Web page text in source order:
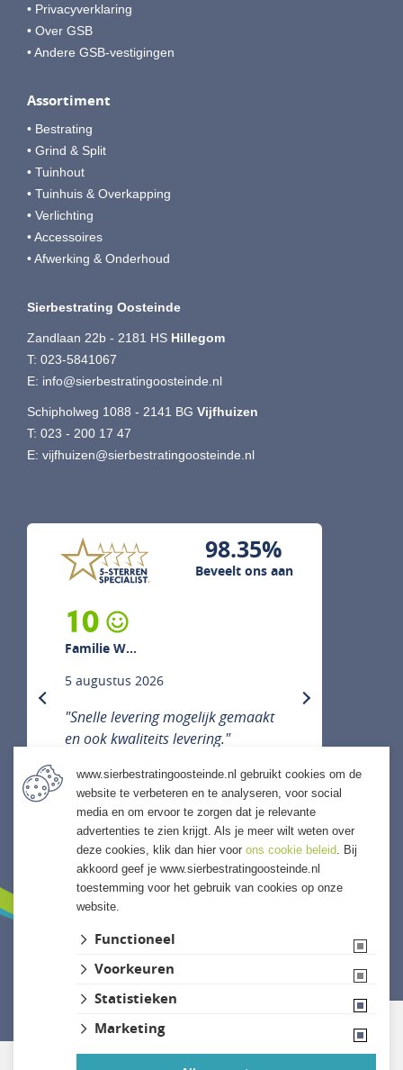
• Privacyverklaring
• Over GSB
• Andere GSB-vestigingen
Assortiment
• Bestrating
• Grind & Split
• Tuinhout
• Tuinhuis & Overkapping
• Verlichting
• Accessoires
• Afwerking & Onderhoud
Sierbestrating Oosteinde
Zandlaan 22b - 2181 HS Hillegom
T: 023-5841067
E: info@sierbestratingoosteinde.nl
Schipholweg 1088 - 2141 BG Vijfhuizen
T: 023 - 200 17 47
E: vijfhuizen@sierbestratingoosteinde.nl
98.35%
Beveelt ons aan
10
Familie W...
5 augustus 2026
"Snelle levering mogelijk gemaakt
en ook kwaliteits levering."
previous next
ALLE ERVARINGEN
Website ontwikkeld door Lined
www.sierbestratingoosteinde.nl gebruikt cookies om de
website te verbeteren en te analyseren, voor social
media en om ervoor te zorgen dat je relevante
advertenties te zien krijgt. Als je meer wilt weten over
deze cookies, klik dan hier voor ons cookie beleid. Bij
akkoord geef je www.sierbestratingoosteinde.nl
toestemming voor het gebruik van cookies op onze
website.
Functioneel
Voorkeuren
Statistieken
Marketing